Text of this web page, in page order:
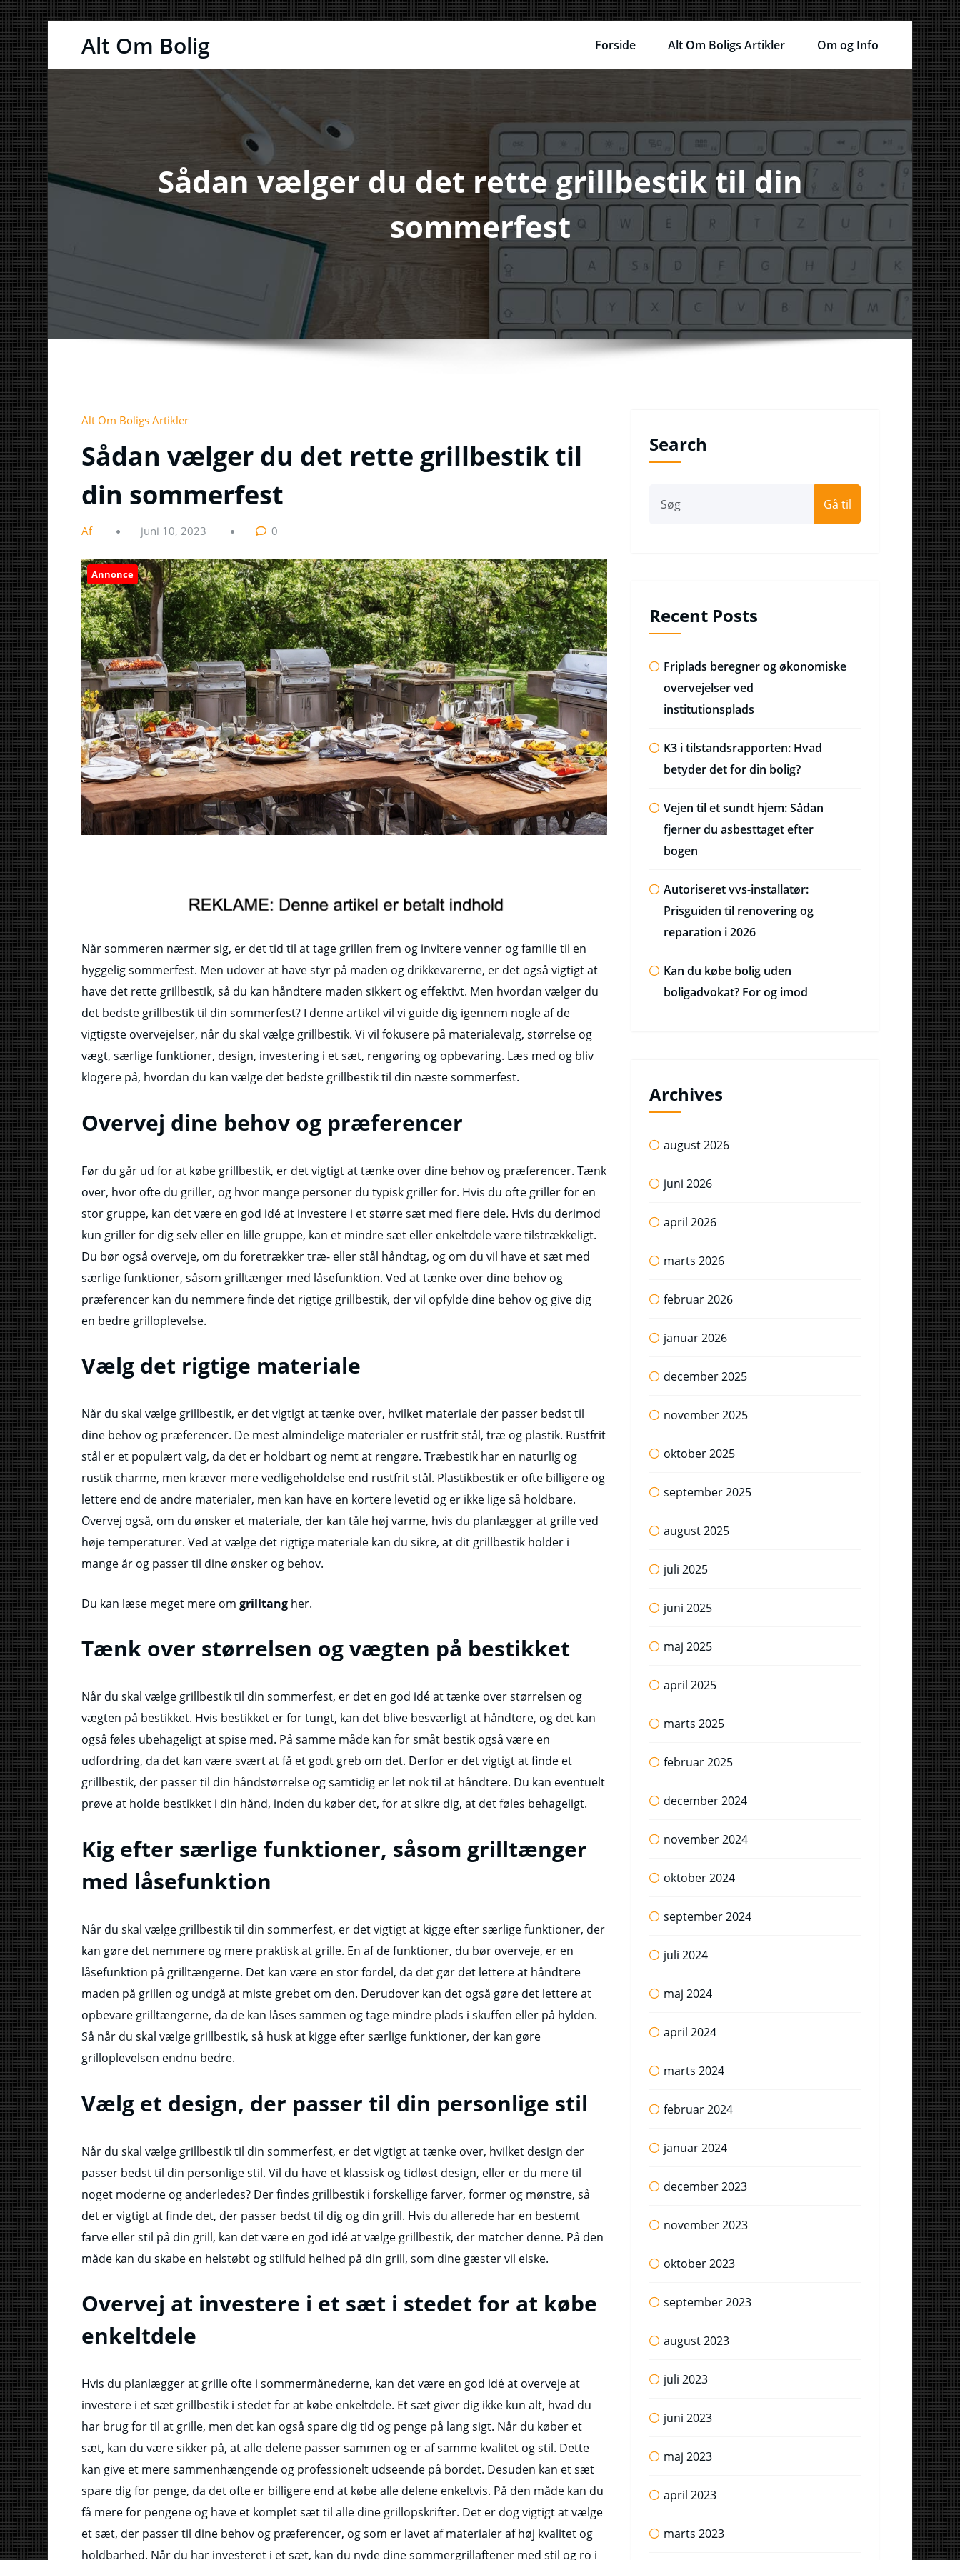
Alt Om Bolig Forside Alt Om Boligs Artikler Om og Info
Sådan vælger du det rette grillbestik til din
sommerfest
Alt Om Boligs Artikler
Sådan vælger du det rette grillbestik til
din sommerfest
Af juni 10, 2023 0
Annonce
Når sommeren nærmer sig, er det tid til at tage grillen frem og invitere venner og familie til en
hyggelig sommerfest. Men udover at have styr på maden og drikkevarerne, er det også vigtigt at
have det rette grillbestik, så du kan håndtere maden sikkert og effektivt. Men hvordan vælger du
det bedste grillbestik til din sommerfest? I denne artikel vil vi guide dig igennem nogle af de
vigtigste overvejelser, når du skal vælge grillbestik. Vi vil fokusere på materialevalg, størrelse og
vægt, særlige funktioner, design, investering i et sæt, rengøring og opbevaring. Læs med og bliv
klogere på, hvordan du kan vælge det bedste grillbestik til din næste sommerfest.
Overvej dine behov og præferencer
Før du går ud for at købe grillbestik, er det vigtigt at tænke over dine behov og præferencer. Tænk
over, hvor ofte du griller, og hvor mange personer du typisk griller for. Hvis du ofte griller for en
stor gruppe, kan det være en god idé at investere i et større sæt med flere dele. Hvis du derimod
kun griller for dig selv eller en lille gruppe, kan et mindre sæt eller enkeltdele være tilstrækkeligt.
Du bør også overveje, om du foretrækker træ- eller stål håndtag, og om du vil have et sæt med
særlige funktioner, såsom grilltænger med låsefunktion. Ved at tænke over dine behov og
præferencer kan du nemmere finde det rigtige grillbestik, der vil opfylde dine behov og give dig
en bedre grilloplevelse.
Vælg det rigtige materiale
Når du skal vælge grillbestik, er det vigtigt at tænke over, hvilket materiale der passer bedst til
dine behov og præferencer. De mest almindelige materialer er rustfrit stål, træ og plastik. Rustfrit
stål er et populært valg, da det er holdbart og nemt at rengøre. Træbestik har en naturlig og
rustik charme, men kræver mere vedligeholdelse end rustfrit stål. Plastikbestik er ofte billigere og
lettere end de andre materialer, men kan have en kortere levetid og er ikke lige så holdbare.
Overvej også, om du ønsker et materiale, der kan tåle høj varme, hvis du planlægger at grille ved
høje temperaturer. Ved at vælge det rigtige materiale kan du sikre, at dit grillbestik holder i
mange år og passer til dine ønsker og behov.
Du kan læse meget mere om grilltang her.
Tænk over størrelsen og vægten på bestikket
Når du skal vælge grillbestik til din sommerfest, er det en god idé at tænke over størrelsen og
vægten på bestikket. Hvis bestikket er for tungt, kan det blive besværligt at håndtere, og det kan
også føles ubehageligt at spise med. På samme måde kan for småt bestik også være en
udfordring, da det kan være svært at få et godt greb om det. Derfor er det vigtigt at finde et
grillbestik, der passer til din håndstørrelse og samtidig er let nok til at håndtere. Du kan eventuelt
prøve at holde bestikket i din hånd, inden du køber det, for at sikre dig, at det føles behageligt.
Kig efter særlige funktioner, såsom grilltænger
med låsefunktion
Når du skal vælge grillbestik til din sommerfest, er det vigtigt at kigge efter særlige funktioner, der
kan gøre det nemmere og mere praktisk at grille. En af de funktioner, du bør overveje, er en
låsefunktion på grilltængerne. Det kan være en stor fordel, da det gør det lettere at håndtere
maden på grillen og undgå at miste grebet om den. Derudover kan det også gøre det lettere at
opbevare grilltængerne, da de kan låses sammen og tage mindre plads i skuffen eller på hylden.
Så når du skal vælge grillbestik, så husk at kigge efter særlige funktioner, der kan gøre
grilloplevelsen endnu bedre.
Vælg et design, der passer til din personlige stil
Når du skal vælge grillbestik til din sommerfest, er det vigtigt at tænke over, hvilket design der
passer bedst til din personlige stil. Vil du have et klassisk og tidløst design, eller er du mere til
noget moderne og anderledes? Der findes grillbestik i forskellige farver, former og mønstre, så
det er vigtigt at finde det, der passer bedst til dig og din grill. Hvis du allerede har en bestemt
farve eller stil på din grill, kan det være en god idé at vælge grillbestik, der matcher denne. På den
måde kan du skabe en helstøbt og stilfuld helhed på din grill, som dine gæster vil elske.
Overvej at investere i et sæt i stedet for at købe
enkeltdele
Hvis du planlægger at grille ofte i sommermånederne, kan det være en god idé at overveje at
investere i et sæt grillbestik i stedet for at købe enkeltdele. Et sæt giver dig ikke kun alt, hvad du
har brug for til at grille, men det kan også spare dig tid og penge på lang sigt. Når du køber et
sæt, kan du være sikker på, at alle delene passer sammen og er af samme kvalitet og stil. Dette
kan give et mere sammenhængende og professionelt udseende på bordet. Desuden kan et sæt
spare dig for penge, da det ofte er billigere end at købe alle delene enkeltvis. På den måde kan du
få mere for pengene og have et komplet sæt til alle dine grillopskrifter. Det er dog vigtigt at vælge
et sæt, der passer til dine behov og præferencer, og som er lavet af materialer af høj kvalitet og
holdbarhed. Når du har investeret i et sæt, kan du nyde dine sommergrillaftener med stil og ro i
Search
Gå til
Recent Posts
Friplads beregner og økonomiske
overvejelser ved
institutionsplads
K3 i tilstandsrapporten: Hvad
betyder det for din bolig?
Vejen til et sundt hjem: Sådan
fjerner du asbesttaget efter
bogen
Autoriseret vvs-installatør:
Prisguiden til renovering og
reparation i 2026
Kan du købe bolig uden
boligadvokat? For og imod
Archives
august 2026
juni 2026
april 2026
marts 2026
februar 2026
januar 2026
december 2025
november 2025
oktober 2025
september 2025
august 2025
juli 2025
juni 2025
maj 2025
april 2025
marts 2025
februar 2025
december 2024
november 2024
oktober 2024
september 2024
juli 2024
maj 2024
april 2024
marts 2024
februar 2024
januar 2024
december 2023
november 2023
oktober 2023
september 2023
august 2023
juli 2023
juni 2023
maj 2023
april 2023
marts 2023